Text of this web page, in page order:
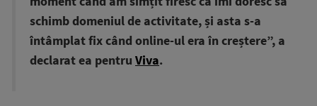
schimb domeniul de activitate, și asta s-a
întâmplat fix când online-ul era în creștere”, a
declarat ea pentru Viva.